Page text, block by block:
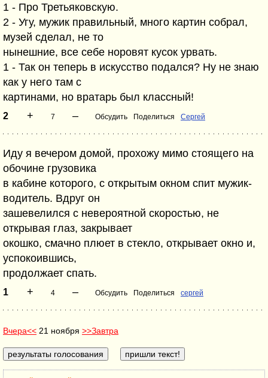
1 - Про Третьяковскую.
2 - Угу, мужик правильный, много картин собрал,
музей сделал, не то
нынешние, все себе норовят кусок урвать.
1 - Так он теперь в искусство подался? Ну не знаю
как у него там с
картинами, но вратарь был классный!
2 + 7 – Обсудить Поделиться Сергей
Иду я вечером домой, прохожу мимо стоящего на
обочине грузовика
в кабине которого, с открытым окном спит мужик-
водитель. Вдруг он
зашевелился с невероятной скоростью, не
открывая глаз, закрывает
окошко, смачно плюет в стекло, открывает окно и,
успокоившись,
продолжает спать.
1 + 4 – Обсудить Поделиться сергей
Вчера<< 21 ноября >>Завтра